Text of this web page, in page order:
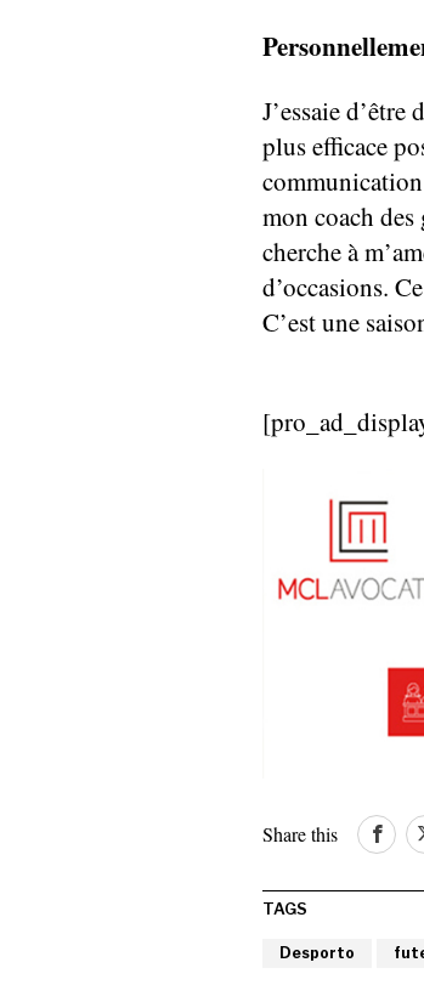
J’essaie
plus efficace
communication
mon coach
cherche à
d’occasions.
C’est une
Share this
TAGS
Desporto